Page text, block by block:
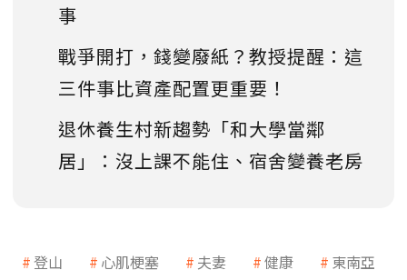
事
戰爭開打，錢變廢紙？教授提醒：這
三件事比資產配置更重要！
退休養生村新趨勢「和大學當鄰
居」：沒上課不能住、宿舍變養老房
登山 心肌梗塞 夫妻 健康 東南亞